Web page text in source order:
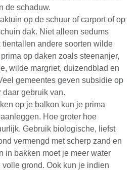
de schaduw.
op de schuur of carport of op
dak. Niet alleen sedums
tientallen andere soorten wilde
op daken zoals steenanjer,
wilde margriet, duizendblad en
gemeentes geven subsidie op
daar gebruik van.
op je balkon kun je prima
Hoe groter hoe
Gebruik biologische, liefst
vermengd met scherp zand en
in bakken moet je meer water
grond. Ook kun je indien